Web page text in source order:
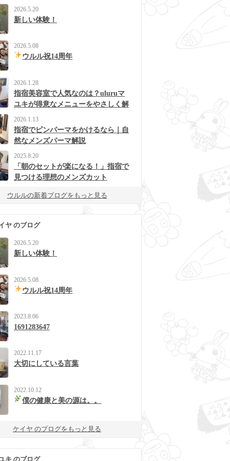
2026.5.20
新しい体験！
2026.5.08
ウルル祝14周年
2026.1.28
指宿美容室で人気なのは？uluruマ
ユキが得意なメニューをやさしく解
2026.1.13
指宿でピンパーマをかけるなら｜自
然なメンズパーマ解説
2025.8.20
「朝のセットが楽になる！」指宿で
見つける理想のメンズカット
ウルルの新着ブログをもっと見る
ヤ のブログ
2026.5.20
新しい体験！
2026.5.08
ウルル祝14周年
2023.8.06
1691283647
2022.11.17
大切にしている言葉
2022.10.12
僕の健康と美の源は。。
ケイヤ のブログをもっと見る
キ のブログ